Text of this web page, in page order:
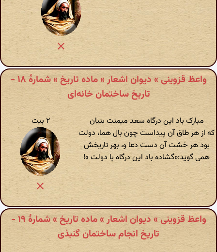
واعظ قزوینی » دیوان اشعار » ماده تاریخ » شمارهٔ ۱۸ -
تاریخ ساختمان خانه‌ای
مبارک باد این درگاه سعد میمنت بنیان
که از هر طاق آن پیداست چون بال هما، دولت
بود هر خشت آن دست دعا و، بهر تاریخش
همی گوید:«گشاده باد این درگاه با دولت »!
۲ بیت
واعظ قزوینی » دیوان اشعار » ماده تاریخ » شمارهٔ ۱۹ -
تاریخ انجام ساختمان گنبذی